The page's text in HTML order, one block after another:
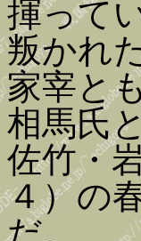
揮って
叛かれ
家宰と
相馬氏
佐竹・
４）の
だ。